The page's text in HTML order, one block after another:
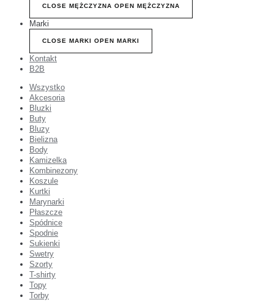
CLOSE MĘŻCZYZNA OPEN MĘŻCZYZNA
Marki
CLOSE MARKI OPEN MARKI
Kontakt
B2B
Wszystko
Akcesoria
Bluzki
Buty
Bluzy
Bielizna
Body
Kamizelka
Kombinezony
Koszule
Kurtki
Marynarki
Płaszcze
Spódnice
Spodnie
Sukienki
Swetry
Szorty
T-shirty
Topy
Torby